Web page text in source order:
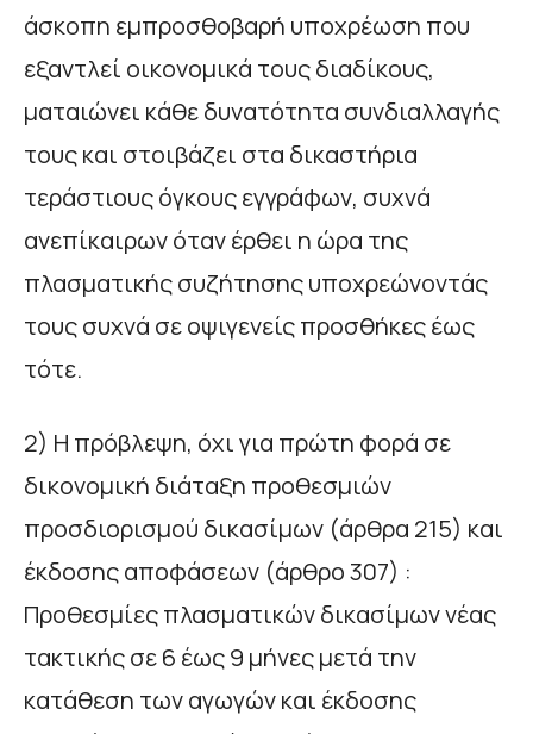
άσκοπη εμπροσθοβαρή υποχρέωση που
εξαντλεί οικονομικά τους διαδίκους,
ματαιώνει κάθε δυνατότητα συνδιαλλαγής
τους και στοιβάζει στα δικαστήρια
τεράστιους όγκους εγγράφων, συχνά
ανεπίκαιρων όταν έρθει η ώρα της
πλασματικής συζήτησης υποχρεώνοντάς
τους συχνά σε οψιγενείς προσθήκες έως
τότε.
2) Η πρόβλεψη, όχι για πρώτη φορά σε
δικονομική διάταξη προθεσμιών
προσδιορισμού δικασίμων (άρθρα 215) και
έκδοσης αποφάσεων (άρθρο 307) :
Προθεσμίες πλασματικών δικασίμων νέας
τακτικής σε 6 έως 9 μήνες μετά την
κατάθεση των αγωγών και έκδοσης